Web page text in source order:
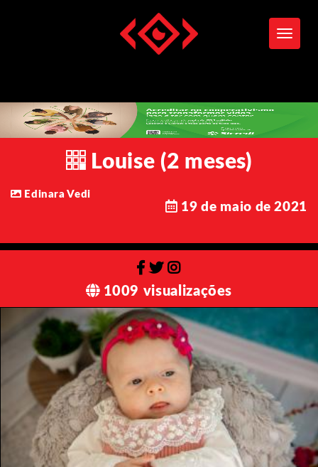
Louise (2 meses)
Edinara Vedi
19 de maio de 2021
1009 visualizações